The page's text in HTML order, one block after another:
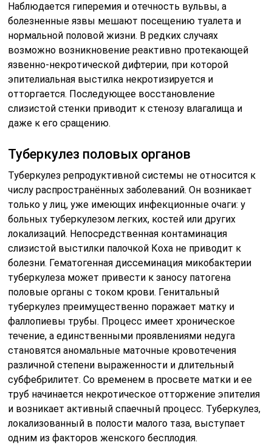
Наблюдается гиперемия и отечность вульвы, а
болезненные язвы мешают посещению туалета и
нормальной половой жизни. В редких случаях
возможно возникновение реактивно протекающей
язвенно-некротической дифтерии, при которой
эпителиальная выстилка некротизируется и
отторгается. Последующее восстановление
слизистой стенки приводит к стенозу влагалища и
даже к его сращению.
Туберкулез половых органов
Туберкулез репродуктивной системы не относится к
числу распространённых заболеваний. Он возникает
только у лиц, уже имеющих инфекционные очаги: у
больных туберкулезом легких, костей или других
локализаций. Непосредственная контаминация
слизистой выстилки палочкой Коха не приводит к
болезни. Гематогенная диссеминация микобактерии
туберкулеза может привести к заносу патогена
половые органы с током крови. Генитальный
туберкулез преимущественно поражает матку и
фаллопиевы трубы. Процесс имеет хроническое
течение, а единственными проявлениями недуга
становятся аномальные маточные кровотечения
различной степени выраженности и длительный
субфебрилитет. Со временем в просвете матки и ее
труб начинается некротическое отторжение эпителия
и возникает активный спаечный процесс. Туберкулез,
локализованный в полости малого таза, выступает
одним из факторов женского бесплодия.